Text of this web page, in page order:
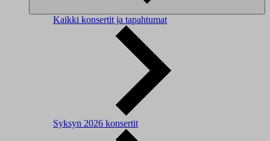
Kaikki konsertit ja tapahtumat
Syksyn 2026 konsertit